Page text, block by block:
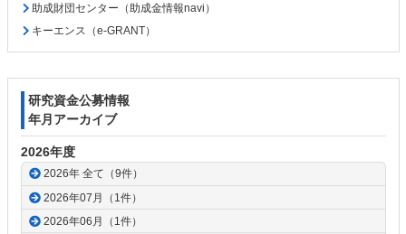
助成財団センター（助成金情報navi）
キーエンス（e-GRANT）
研究資金公募情報
年月アーカイブ
2026年度
2026年 全て（9件）
2026年07月（1件）
2026年06月（1件）